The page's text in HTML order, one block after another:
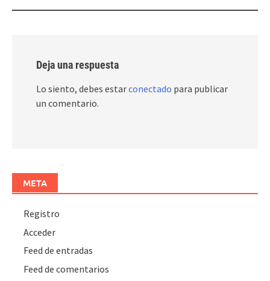
Deja una respuesta
Lo siento, debes estarconectado para publicar
un comentario.
META
Registro
Acceder
Feed de entradas
Feed de comentarios